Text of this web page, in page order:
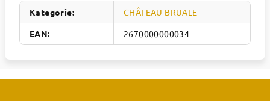
Kategorie:
CHÂTEAU BRUALE
EAN: 2670000000034